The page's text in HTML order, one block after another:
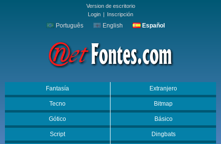
Version de escritorio
Login | Inscripción
Português English Español
Fantasía Extranjero
Tecno Bitmap
Gótico Básico
Script Dingbats